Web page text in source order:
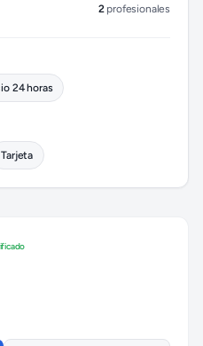
2 profesionales
24 horas
Tarjeta